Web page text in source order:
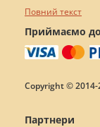
Повний текст
Приймаємо
Copyright © 2014-
Партнери